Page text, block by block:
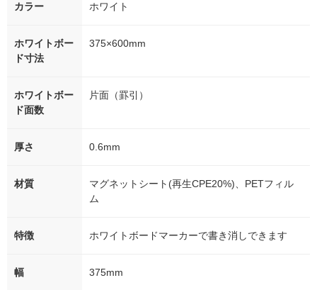
カラー ホワイト
ホワイトボー
ド寸法
375×600mm
ホワイトボー
ド面数
片面（罫引）
厚さ 0.6mm
材質
マグネットシート(再生CPE20%)、PETフィル
ム
特徴 ホワイトボードマーカーで書き消しできます
幅 375mm